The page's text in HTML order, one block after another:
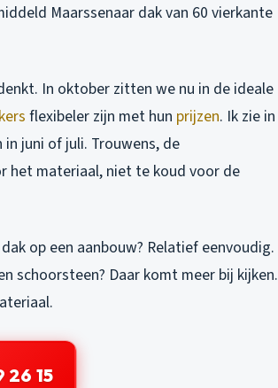
Maarssenaar dak van 60 vierkante
In oktober zitten we nu in de ideale
flexibeler zijn met hun prijzen. Ik zie in
in juni of juli. Trouwens, de
het materiaal, niet te koud voor de
op een aanbouw? Relatief eenvoudig.
schoorsteen? Daar komt meer bij kijken.
26 15